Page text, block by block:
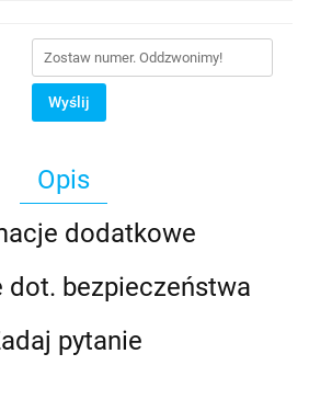
Wyślij
Opis
dodatkowe
dot. bezpieczeństwa
pytanie